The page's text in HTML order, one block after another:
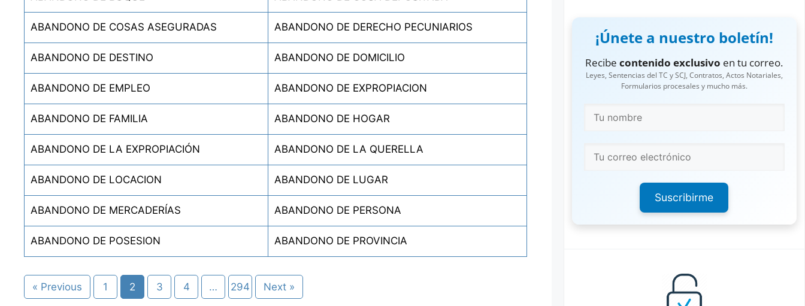
ABANDONO DE COSAS ASEGURADAS ABANDONO DE DERECHO PECUNIARIOS
ABANDONO DE DESTINO ABANDONO DE DOMICILIO
ABANDONO DE EMPLEO ABANDONO DE EXPROPIACION
ABANDONO DE FAMILIA ABANDONO DE HOGAR
ABANDONO DE LA EXPROPIACIÓN ABANDONO DE LA QUERELLA
ABANDONO DE LOCACION ABANDONO DE LUGAR
ABANDONO DE MERCADERÍAS ABANDONO DE PERSONA
ABANDONO DE POSESION ABANDONO DE PROVINCIA
« Previous 1 2 3 4 … 294 Next »
¡Únete a nuestro boletín!
Recibecontenido exclusivo en tu correo.
Leyes, Sentencias del TC y SCJ, Contratos, Actos Notariales,
Formularios procesales y mucho más.
Suscribirme